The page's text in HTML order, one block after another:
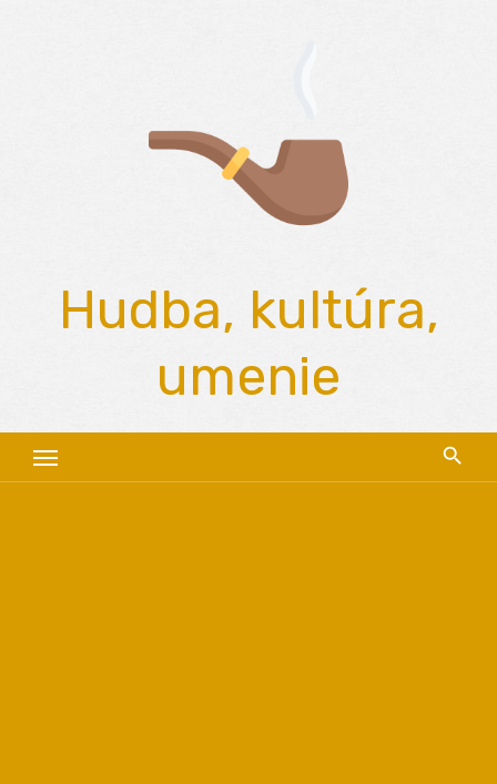
Hudba, kultúra,
umenie